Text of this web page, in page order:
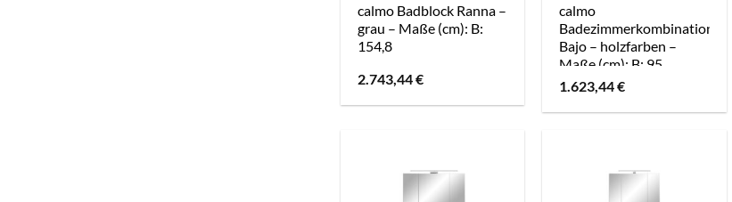
calmo Badblock Ranna –
grau – Maße (cm): B:
154,8
2.743,44€
calmo
Badezimmerkombination
Bajo – holzfarben –
Maße (cm): B: 95
1.623,44€